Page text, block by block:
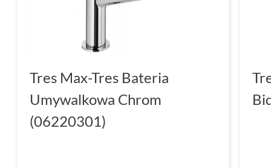
Tres Max-Tres Bateria
Umywalkowa Chrom
(06220301)